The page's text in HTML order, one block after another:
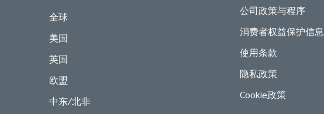
全球
美国
英国
欧盟
中东/北非
公司政策与程序
消费者权益保护信息
使用条款
隐私政策
Cookie政策